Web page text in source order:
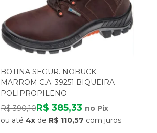
BOTINA SEGUR. NOBUCK
MARROM C.A. 39251 BIQUEIRA
POLIPROPILENO
R$ 390,10R$ 385,33 no Pix
ou até 4xde R$ 110,57 com juros